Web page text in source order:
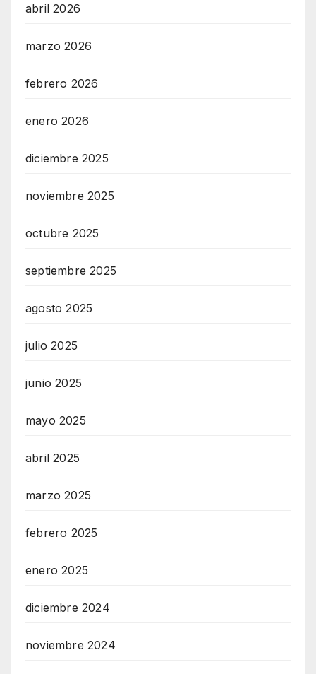
abril 2026
marzo 2026
febrero 2026
enero 2026
diciembre 2025
noviembre 2025
octubre 2025
septiembre 2025
agosto 2025
julio 2025
junio 2025
mayo 2025
abril 2025
marzo 2025
febrero 2025
enero 2025
diciembre 2024
noviembre 2024